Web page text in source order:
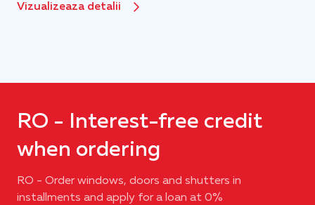
Vizualizeaza detalii
RO - Interest-free credit
when ordering
RO - Order windows, doors and shutters in
installments and apply for a loan at 0%